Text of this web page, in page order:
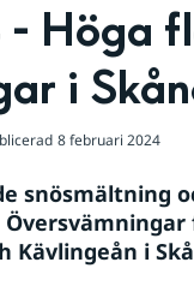
Höga
i
8 februari 2024
snösmältning
Kävlingeån i